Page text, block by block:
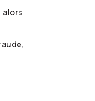
alors